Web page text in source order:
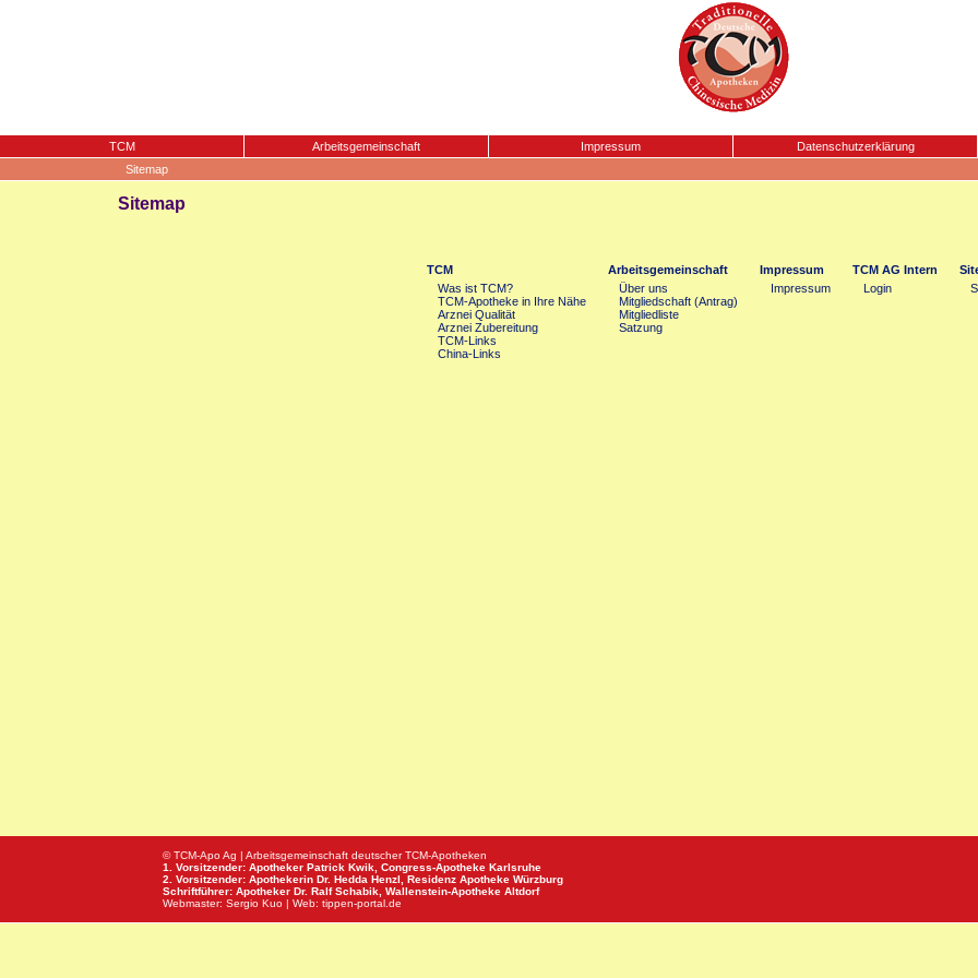
TCM Arbeitsgemeinschaft Impressum Datenschutzerklärung
Sitemap
Sitemap
TCM
Was ist TCM?
TCM-Apotheke in Ihre Nähe
Arznei Qualität
Arznei Zubereitung
TCM-Links
China-Links
Arbeitsgemeinschaft
Über uns
Mitgliedschaft (Antrag)
Mitgliedliste
Satzung
Impressum
Impressum
TCM AG Intern
Login
© TCM-Apo Ag | Arbeitsgemeinschaft deutscher TCM-Apotheken
1. Vorsitzender: Apotheker Patrick Kwik, Congress-Apotheke Karlsruhe
2. Vorsitzender: Apothekerin Dr. Hedda Henzl, Residenz Apotheke Würzburg
Schriftführer: Apotheker Dr. Ralf Schabik, Wallenstein-Apotheke Altdorf
Webmaster: Sergio Kuo | Web: tippen-portal.de